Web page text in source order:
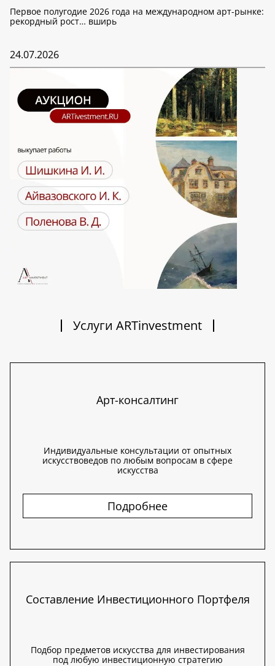
Первое полугодие 2026 года на международном арт-рынке:
рекордный рост… вширь
24.07.2026
Услуги ARTinvestment
Арт-консалтинг
Индивидуальные консультации от опытных
искусствоведов по любым вопросам в сфере
искусства
Подробнее
Составление Инвестиционного Портфеля
Подбор предметов искусства для инвестирования
под любую инвестиционную стратегию